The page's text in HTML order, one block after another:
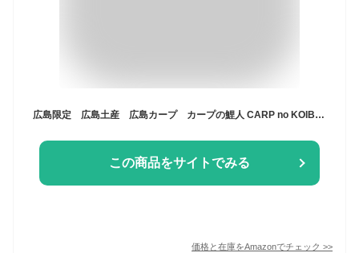
広島限定 広島土産 広島カープ カープの鯉人 CARP no KOIBITO ホワイトラングドシャ White Langue de chat I love Hiroshima カープ 焼菓子 １２個
この商品をサイトでみる
価格と在庫をAmazonでチェック >>